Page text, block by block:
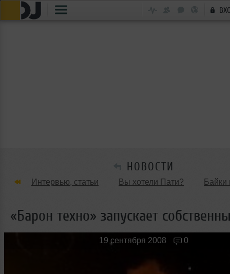
НОВОСТИ
Интервью, статьи Вы хотели Пати? Байки
Обзоры Вечеринок и
Новые лица Мужчина & Женщина
«Барон техно» запускает
19 сентября 2008 0